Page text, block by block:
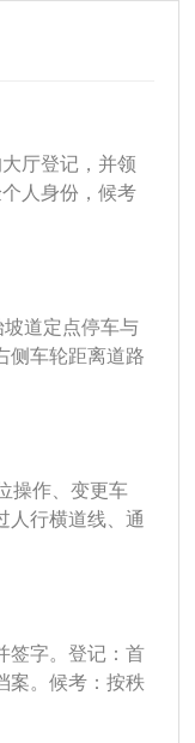
厅登记，并领
人身份，候考
、考试区域等
照练车时的标
一次。补考仍不
确认成绩并签
道定点停车与
侧车轮距离道路
2、侧方位停
即可；3、通
（含二挡），
，车轮不落桥
起后，将车从
不得中途停
转弯，在此过
限宽门：开始
小时的速度通过
。从乙库出库
操作、变更车
人行横道线、通
三的介绍：又
道路驾驶技能
约考试的机
合格，应当重新
签字。登记：首
案。候考：按秩
意电子显示屏